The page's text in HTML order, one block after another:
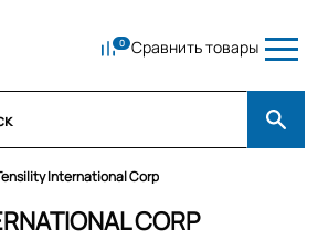
Сравнить товары
International Corp
CORP